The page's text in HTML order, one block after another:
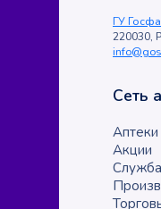
ГУ
220030,
Сеть
Аптеки
Акции